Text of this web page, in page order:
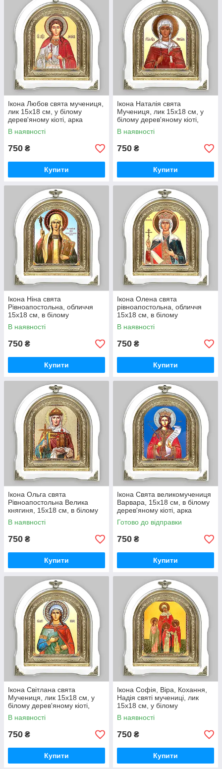
Ікона Любов свята мучениця,
лик 15х18 см, у білому
дерев'яному кіоті, арка
В наявності
750 ₴
Купити
Ікона Наталія свята
Мучениця, лик 15х18 см, у
білому дерев'яному кіоті,
арка
В наявності
750 ₴
Купити
Ікона Ніна свята
Рівноапостольна, обличчя
15х18 см, в білому
дерев'яному кіоті, арка
В наявності
750 ₴
Купити
Ікона Олена свята
рівноапостольна, обличчя
15х18 см, в білому
дерев'яному кіоті, арка
В наявності
750 ₴
Купити
Ікона Ольга свята
Рівноапостольна Велика
княгиня, 15х18 см, в білому
дерев'яному кіоті, арка
В наявності
750 ₴
Купити
Ікона Свята великомучениця
Варвара, 15х18 см, в білому
дерев'яному кіоті, арка
Готово до відправки
750 ₴
Купити
Ікона Світлана свята
Мучениця, лик 15х18 см, у
білому дерев'яному кіоті,
арка
В наявності
750 ₴
Купити
Ікона Софія, Віра, Кохання,
Надія святі мучениці, лик
15х18 см, у білому
дерев'яному кіоті, арка
В наявності
750 ₴
Купити